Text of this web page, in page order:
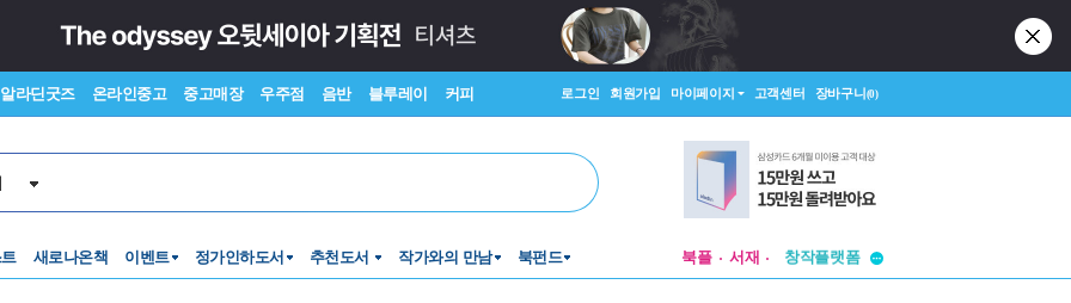
알라딘굿즈 온라인중고 중고매장 우주점 음반 블루레이 커피 로그인 회원가입 마이페이지 고객센터 장바구니(0)
새로나온책 이벤트 정가인하도서 추천도서 작가와의 만남 북펀드 북플 서재
투비컨티뉴드